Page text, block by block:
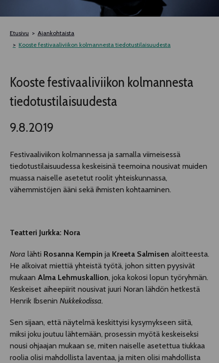
TELTTALAB
OFF TAMPERE
TAPAHTUMIEN YÖ
MUU OHJELMISTO
Etusivu
Ajankohtaista
Kooste festivaaliviikon kolmannesta tiedotustilaisuudesta
Kooste festivaaliviikon kolmannesta
tiedotustilaisuudesta
9.8.2019
Festivaaliviikon kolmannessa ja samalla viimeisessä
tiedotustilaisuudessa keskeisinä teemoina nousivat muiden
muassa naiselle asetetut roolit yhteiskunnassa,
vähemmistöjen ääni sekä ihmisten kohtaaminen.
Teatteri Jurkka: Nora
Nora lähti Rosanna Kempin ja Kreeta Salmisen aloitteesta.
He alkoivat miettiä yhteistä työtä, johon sitten pyysivät
mukaan Alma Lehmuskallion, joka kokosi lopun työryhmän.
Keskeiset aiheepiirit nousivat juuri Noran lähdön hetkestä
Henrik Ibsenin Nukkekodissa.
Sen sijaan, että näytelmä keskittyisi kysymykseen siitä,
miksi joku joutuu lähtemään, prosessin myötä keskeiseksi
nousi ohjaajan mukaan se, miten naiselle asetettua tiukkaa
roolia olisi mahdollista laventaa, ja miten olisi mahdollista